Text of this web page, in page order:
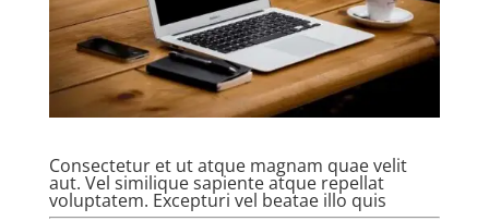
Consectetur et ut atque magnam quae velit
aut. Vel similique sapiente atque repellat
voluptatem. Excepturi vel beatae illo quis